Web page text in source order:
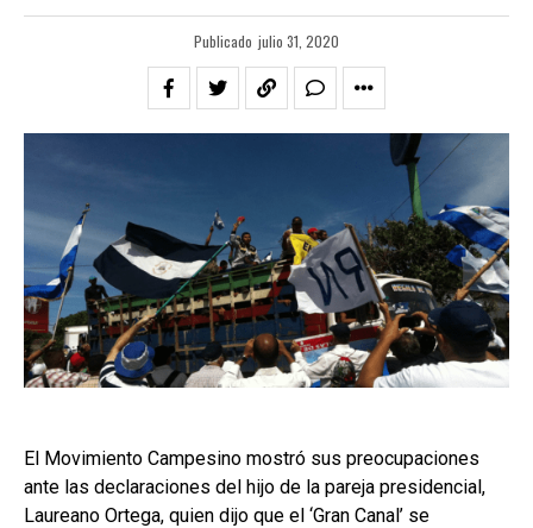
Publicado julio 31, 2020
El Movimiento Campesino mostró sus preocupaciones
ante las declaraciones del hijo de la pareja presidencial,
Laureano Ortega, quien dijo que el ‘Gran Canal’ se